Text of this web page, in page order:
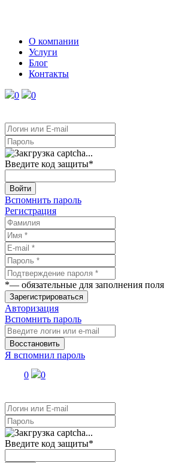
О компании
Услуги
Блог
Контакты
0 0
Введите код защиты*
Войти
Вспомнить пароль
Регистрация
*— обязательные для заполнения поля
Зарегистрироваться
Авторизация
Вспомнить пароль
Восстановить
Я вспомнил пароль
0
0
Введите код защиты*